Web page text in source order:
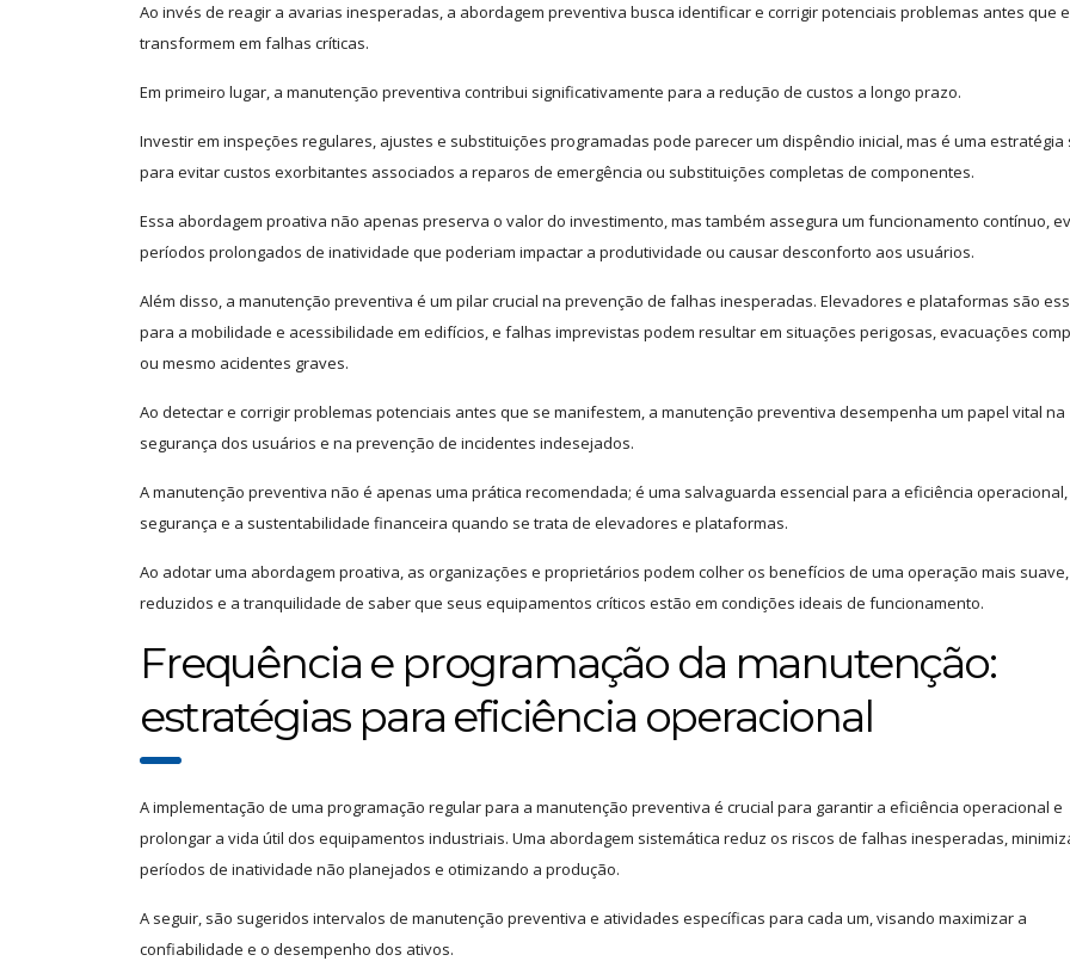
Ao invés de reagir a avarias inesperadas, a abordagem preventiva busca identificar e corrigir potenciais problemas antes que
transformem em falhas críticas.
Em primeiro lugar, a manutenção preventiva contribui significativamente para a redução de custos a longo prazo.
Investir em inspeções regulares, ajustes e substituições programadas pode parecer um dispêndio inicial, mas é uma estratégia
para evitar custos exorbitantes associados a reparos de emergência ou substituições completas de componentes.
Essa abordagem proativa não apenas preserva o valor do investimento, mas também assegura um funcionamento contínuo,
períodos prolongados de inatividade que poderiam impactar a produtividade ou causar desconforto aos usuários.
Além disso, a manutenção preventiva é um pilar crucial na prevenção de falhas inesperadas. Elevadores e plataformas são
para a mobilidade e acessibilidade em edifícios, e falhas imprevistas podem resultar em situações perigosas, evacuações
ou mesmo acidentes graves.
Ao detectar e corrigir problemas potenciais antes que se manifestem, a manutenção preventiva desempenha um papel vital na
segurança dos usuários e na prevenção de incidentes indesejados.
A manutenção preventiva não é apenas uma prática recomendada; é uma salvaguarda essencial para a eficiência operacional,
segurança e a sustentabilidade financeira quando se trata de elevadores e plataformas.
Ao adotar uma abordagem proativa, as organizações e proprietários podem colher os benefícios de uma operação mais
reduzidos e a tranquilidade de saber que seus equipamentos críticos estão em condições ideais de funcionamento.
Frequência e programação da manutenção:
estratégias para eficiência operacional
A implementação de uma programação regular para a manutenção preventiva é crucial para garantir a eficiência operacional e
prolongar a vida útil dos equipamentos industriais. Uma abordagem sistemática reduz os riscos de falhas inesperadas,
períodos de inatividade não planejados e otimizando a produção.
A seguir, são sugeridos intervalos de manutenção preventiva e atividades específicas para cada um, visando maximizar a
confiabilidade e o desempenho dos ativos.